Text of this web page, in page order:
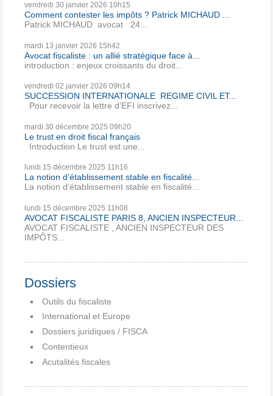
vendredi 30 janvier 2026 10h15
Comment contester les impôts ? Patrick MICHAUD ...
Patrick MICHAUD avocat 24...
mardi 13 janvier 2026 15h42
Avocat fiscaliste : un allié stratégique face à...
introduction : enjeux croissants du droit...
vendredi 02 janvier 2026 09h14
SUCCESSION INTERNATIONALE REGIME CIVIL ET...
Pour recevoir la lettre d’EFI inscrivez...
mardi 30 décembre 2025 09h20
Le trust en droit fiscal français
Introduction Le trust est une...
lundi 15 décembre 2025 11h16
La notion d’établissement stable en fiscalité...
La notion d’établissement stable en fiscalité...
lundi 15 décembre 2025 11h08
AVOCAT FISCALISTE PARIS 8, ANCIEN INSPECTEUR...
AVOCAT FISCALISTE , ANCIEN INSPECTEUR DES
IMPÔTS...
Dossiers
Outils du fiscaliste
International et Europe
Dossiers juridiques / FISCA
Contentieux
Acutalités fiscales